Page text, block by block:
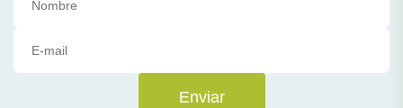
Enviar